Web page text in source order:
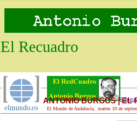
El Recuadro
El Mundo de Andalucía, martes 10 de
ANTONIO BURGOS | EL